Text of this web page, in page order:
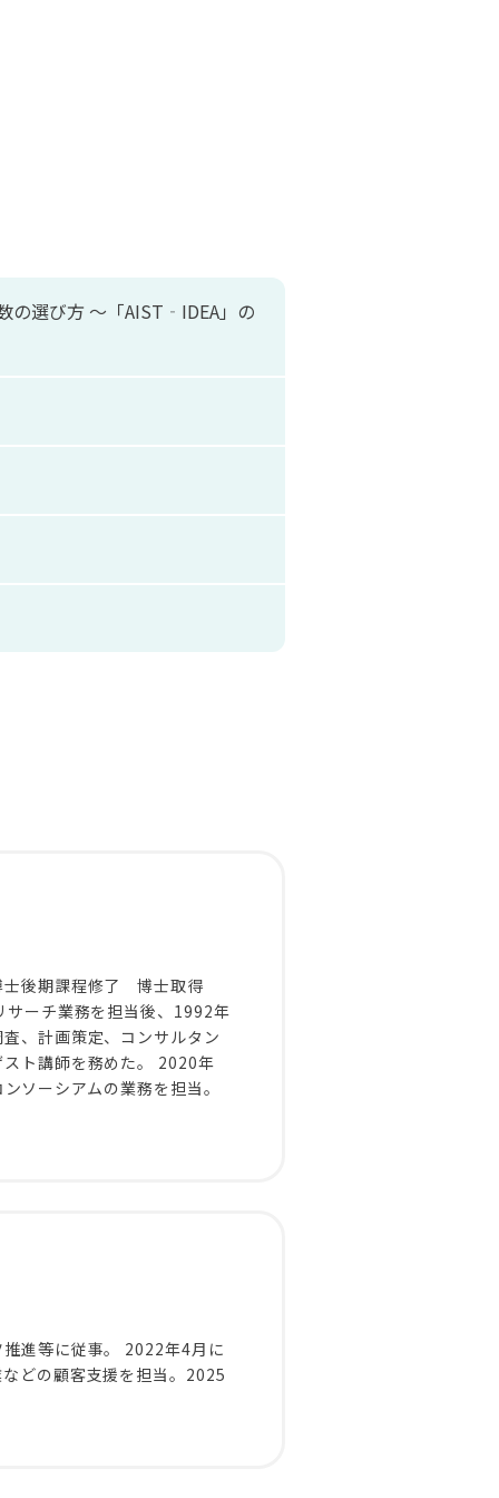
の選び方 ～「AIST‐IDEA」の
士後期課程修了 博士取得
サーチ業務を担当後、1992年
、計画策定、コンサルタン
ト講師を務めた。 2020年
ソーシアムの業務を担当。
進等に従事。 2022年4月に
どの顧客支援を担当。2025